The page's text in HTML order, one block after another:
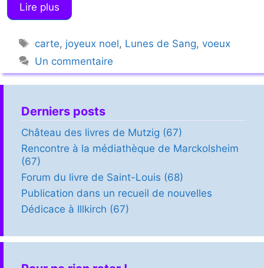
Lire plus
Étiquettes
carte, joyeux noel, Lunes de Sang,voeux
Un commentaire
Derniers posts
Château des livres de Mutzig (67)
Rencontre à la médiathèque de Marckolsheim
(67)
Forum du livre de Saint-Louis (68)
Publication dans un recueil de nouvelles
Dédicace à Illkirch (67)